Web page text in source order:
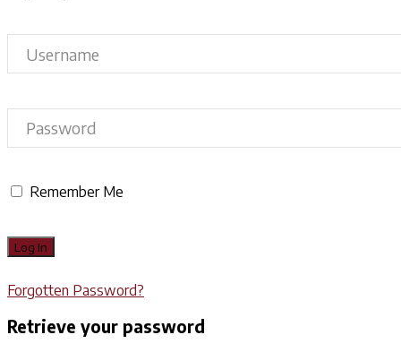
Remember Me
Forgotten Password?
Retrieve your password